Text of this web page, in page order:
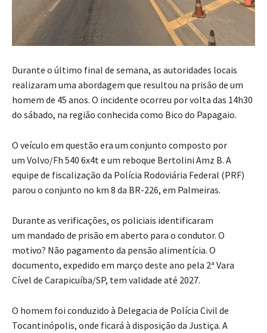
Durante o último final de semana, as autoridades locais
realizaram uma abordagem que resultou na prisão de um
homem de 45 anos. O incidente ocorreu por volta das 14h30
do sábado, na região conhecida como Bico do Papagaio.
O veículo em questão era um conjunto composto por
um Volvo/Fh 540 6x4t e um reboque Bertolini Amz B. A
equipe de fiscalização da Polícia Rodoviária Federal (PRF)
parou o conjunto no km 8 da BR-226, em Palmeiras.
Durante as verificações, os policiais identificaram
um mandado de prisão em aberto para o condutor. O
motivo? Não pagamento da pensão alimentícia. O
documento, expedido em março deste ano pela 2ª Vara
Cível de Carapicuíba/SP, tem validade até 2027.
O homem foi conduzido à Delegacia de Polícia Civil de
Tocantinópolis, onde ficará à disposição da Justiça. A